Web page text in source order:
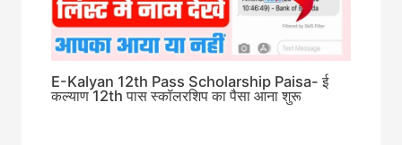
E-Kalyan 12th Pass Scholarship Paisa- ई
कल्याण 12th पास स्कॉलरशिप का पैसा आना शुरू